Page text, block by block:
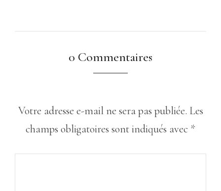
0 Commentaires
Votre adresse e-mail ne sera pas publiée. Les
champs obligatoires sont indiqués avec *